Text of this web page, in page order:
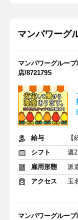
マンパワーグ
マンパワーグルー
店/872179S
給与
シフト
雇用形態
派
アクセス
玉
マンパワーグルー